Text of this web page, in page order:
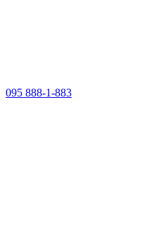
095 888-1-883